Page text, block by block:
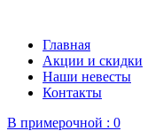
Главная
Акции и скидки
Наши невесты
Контакты
В примерочной : 0